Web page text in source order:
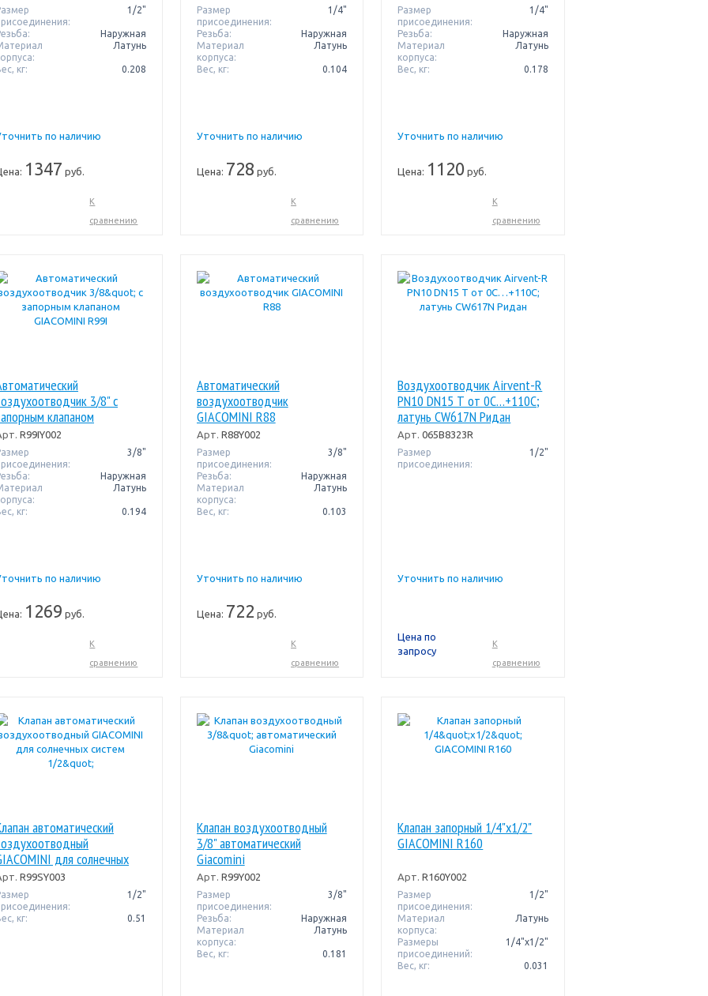
1/2"
Наружная
Латунь
кг: 0.208
по наличию
1347 руб.
К
сравнению
Размер
присоединения:
1/4"
Резьба:
Наружная
Материал
корпуса:
Латунь
Вес, кг: 0.104
Уточнить по наличию
Цена: 728 руб.
К
сравнению
Размер
присоединения:
1/4"
Резьба:
Наружная
Материал
корпуса:
Латунь
Вес, кг: 0.178
Уточнить по наличию
Цена: 1120 руб.
К
сравнению
3/8" с
клапаном
R99I
R99IY002
3/8"
Наружная
Латунь
кг: 0.194
по наличию
1269 руб.
К
сравнению
Автоматический
воздухоотводчик
GIACOMINI R88
Арт. R88Y002
Размер
присоединения:
3/8"
Резьба:
Наружная
Материал
корпуса:
Латунь
Вес, кг: 0.103
Уточнить по наличию
Цена: 722 руб.
К
сравнению
Воздухоотводчик Airvent-R
PN10 DN15 Т от 0С…+110С;
латунь CW617N Ридан
Арт. 065B8323R
Размер
присоединения:
1/2"
Уточнить по наличию
Цена по
запросу
К
сравнению
автоматический
для солнечных
1/2"
R99SY003
1/2"
кг: 0.51
Клапан воздухоотводный
3/8" автоматический
Giacomini
Арт. R99Y002
Размер
присоединения:
3/8"
Резьба:
Наружная
Материал
корпуса:
Латунь
Вес, кг: 0.181
Клапан запорный 1/4"x1/2"
GIACOMINI R160
Арт. R160Y002
Размер
присоединения:
1/2"
Материал
корпуса:
Латунь
Размеры
присоединений:
1/4"x1/2"
Вес, кг: 0.031